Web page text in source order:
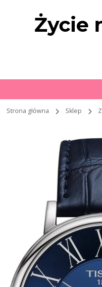
Życie
Strona główna Sklep